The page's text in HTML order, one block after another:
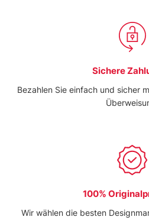
Sichere
Bezahlen Sie einfach und sicher
100%
Wir wählen die besten